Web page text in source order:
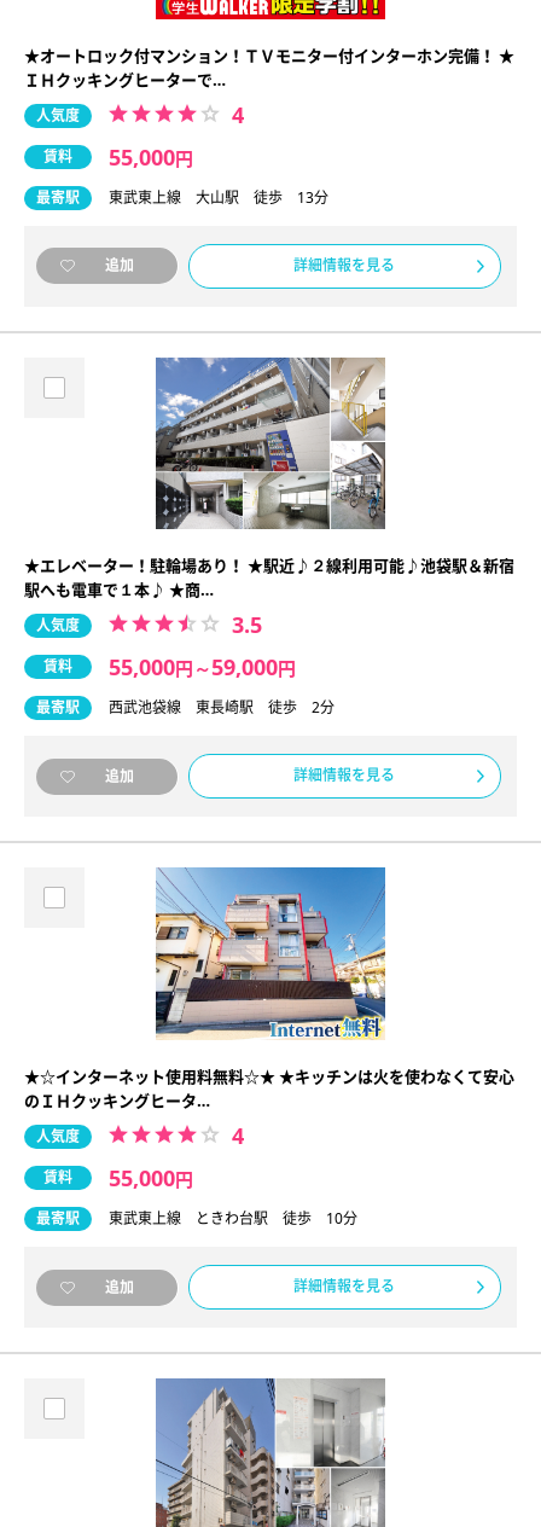
★オートロック付マンション！ＴＶモニター付インターホン完備！ ★
ＩＨクッキングヒーターで…
人気度 4
賃料 55,000円
最寄駅 東武東上線 大山駅 徒歩 13分
追加 詳細情報を見る
★エレベーター！駐輪場あり！ ★駅近♪２線利用可能♪池袋駅＆新宿
駅へも電車で１本♪ ★商…
人気度 3.5
賃料 55,000円 ～59,000円
最寄駅 西武池袋線 東長崎駅 徒歩 2分
追加 詳細情報を見る
★☆インターネット使用料無料☆★ ★キッチンは火を使わなくて安心
のＩＨクッキングヒータ…
人気度 4
賃料 55,000円
最寄駅 東武東上線 ときわ台駅 徒歩 10分
追加 詳細情報を見る